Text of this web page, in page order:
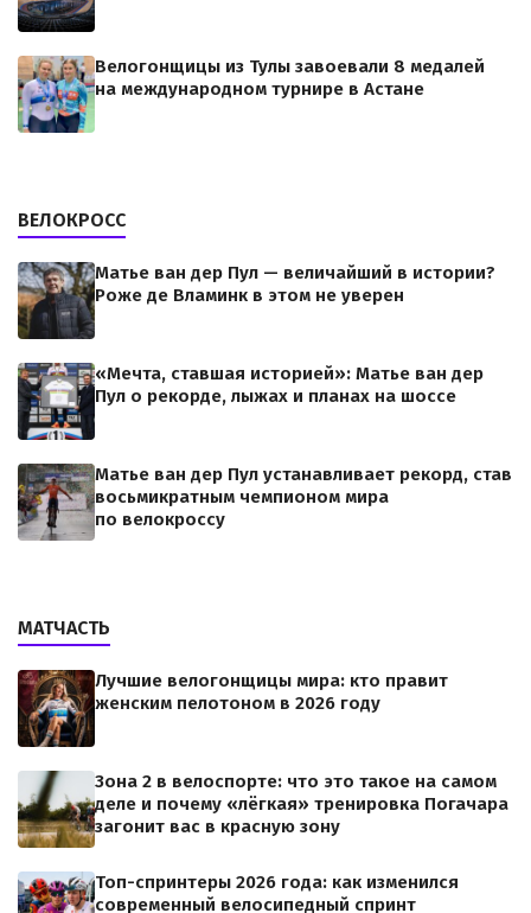
Велогонщицы из Тулы завоевали 8 медалей
на международном турнире в Астане
ВЕЛОКРОСС
Матье ван дер Пул — величайший в истории?
Роже де Вламинк в этом не уверен
«Мечта, ставшая историей»: Матье ван дер
Пул о рекорде, лыжах и планах на шоссе
Матье ван дер Пул устанавливает рекорд, став
восьмикратным чемпионом мира
по велокроссу
МАТЧАСТЬ
Лучшие велогонщицы мира: кто правит
женским пелотоном в 2026 году
Зона 2 в велоспорте: что это такое на самом
деле и почему «лёгкая» тренировка Погачара
загонит вас в красную зону
Топ-спринтеры 2026 года: как изменился
современный велосипедный спринт